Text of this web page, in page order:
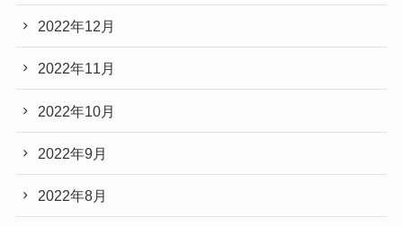
2022年12月
2022年11月
2022年10月
2022年9月
2022年8月